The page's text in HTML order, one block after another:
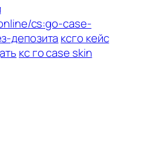
cs:go-case-
депозита ксго кейс
кс го case skin